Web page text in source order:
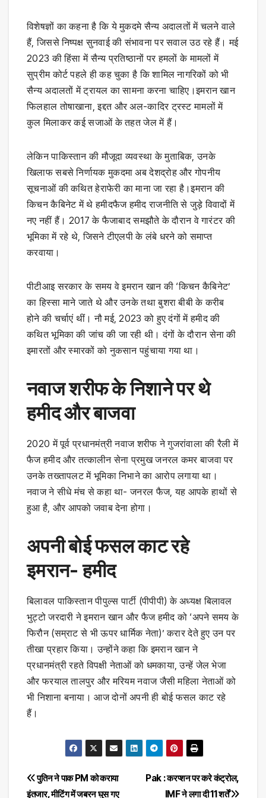
विशेषज्ञों का कहना है कि ये मुकदमे सैन्य अदालतों में चलने वाले
हैं, जिससे निष्पक्ष सुनवाई की संभावना पर सवाल उठ रहे हैं। मई
2023 की हिंसा में सैन्य प्रतिष्ठानों पर हमलों के मामलों में
सुप्रीम कोर्ट पहले ही कह चुका है कि शामिल नागरिकों को भी
सैन्य अदालतों में ट्रायल का सामना करना चाहिए।इमरान खान
फिलहाल तोषाखाना, इद्दत और अल-कादिर ट्रस्ट मामलों में
कुल मिलाकर कई सजाओं के तहत जेल में हैं।
लेकिन पाकिस्तान की मौजूदा व्यवस्था के मुताबिक, उनके
खिलाफ सबसे निर्णायक मुकदमा अब देशद्रोह और गोपनीय
सूचनाओं की कथित हेराफेरी का माना जा रहा है।इमरान की
किचन कैबिनेट में थे हमीदफैज हमीद राजनीति से जुड़े विवादों में
नए नहीं हैं। 2017 के फैजाबाद समझौते के दौरान वे गारंटर की
भूमिका में रहे थे, जिसने टीएलपी के लंबे धरने को समाप्त
करवाया।
पीटीआइ सरकार के समय वे इमरान खान की ‘किचन कैबिनेट’
का हिस्सा माने जाते थे और उनके तथा बुशरा बीबी के करीब
होने की चर्चाएं थीं। नौ मई, 2023 को हुए दंगों में हमीद की
कथित भूमिका की जांच की जा रही थी। दंगों के दौरान सेना की
इमारतों और स्मारकों को नुकसान पहुंचाया गया था।
नवाज शरीफ के निशाने पर थे
हमीद और बाजवा
2020 में पूर्व प्रधानमंत्री नवाज शरीफ ने गुजरांवाला की रैली में
फैज हमीद और तत्कालीन सेना प्रमुख जनरल कमर बाजवा पर
उनके तख्तापलट में भूमिका निभाने का आरोप लगाया था।
नवाज ने सीधे मंच से कहा था- जनरल फैज, यह आपके हाथों से
हुआ है, और आपको जवाब देना होगा।
अपनी बोई फसल काट रहे
इमरान- हमीद
बिलावल पाकिस्तान पीपुल्स पार्टी (पीपीपी) के अध्यक्ष बिलावल
भुट्टो जरदारी ने इमरान खान और फैज हमीद को ‘अपने समय के
फिरौन (सम्राट से भी ऊपर धार्मिक नेता)’ करार देते हुए उन पर
तीखा प्रहार किया। उन्होंने कहा कि इमरान खान ने
प्रधानमंत्री रहते विपक्षी नेताओं को धमकाया, उन्हें जेल भेजा
और फरयाल तालपुर और मरियम नवाज जैसी महिला नेताओं को
भी निशाना बनाया। आज दोनों अपनी ही बोई फसल काट रहे
हैं।
Post
Pak : करप्शन पर करे कंट्रोल,
IMF ने लगा दी 11 शर्तें
पुतिन ने पाक PM को कराया
इंतजार, मीटिंग में जबरन घुस गए